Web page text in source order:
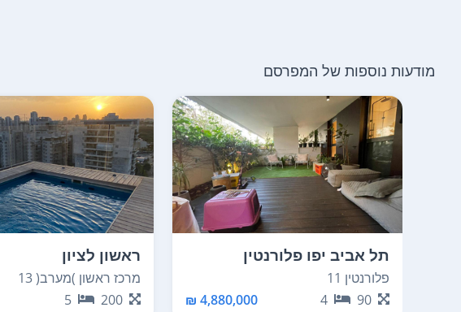
מודעות נוספות של המפרסם
תל אביב יפו פלורנטין
פלורנטין 11
90
4
4,880,000 ₪
ראשון לציון
מרכז ראשון )מערב( 13
200
5